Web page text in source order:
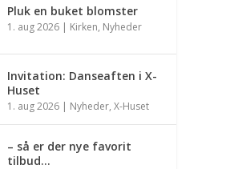
Pluk en buket blomster
1. aug 2026 | Kirken, Nyheder
Invitation: Danseaften i X-
Huset
1. aug 2026 | Nyheder,X-Huset
– så er der nye favorit
tilbud…